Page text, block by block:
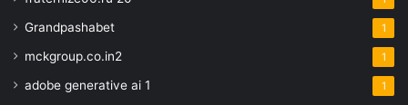
Grandpashabet 1
mckgroup.co.in2 1
adobe generative ai 1 1